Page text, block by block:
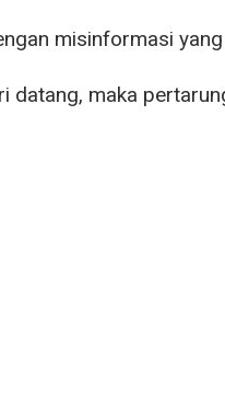
misinformasi
datang, maka